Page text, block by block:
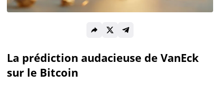
Solana (SOL)
La prédiction audacieuse de VanEck
sur le Bitcoin